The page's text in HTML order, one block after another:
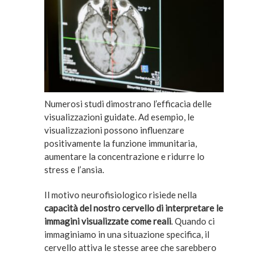
Numerosi studi dimostrano l’efficacia delle
visualizzazioni guidate. Ad esempio, le
visualizzazioni possono influenzare
positivamente la funzione immunitaria,
aumentare la concentrazione e ridurre lo
stress e l’ansia.
Il motivo neurofisiologico risiede nella
capacità del nostro cervello di interpretare le
immagini visualizzate come reali. Quando ci
immaginiamo in una situazione specifica, il
cervello attiva le stesse aree che sarebbero